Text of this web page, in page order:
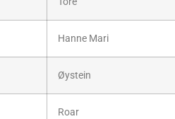
Hanne Mari
Øystein
Roar